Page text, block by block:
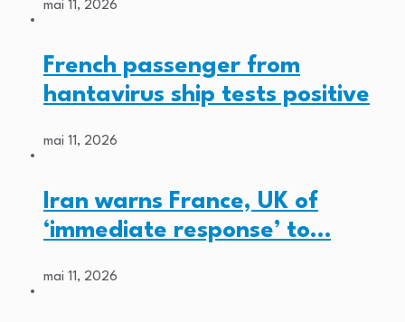
mai 11, 2026
French passenger from
hantavirus ship tests positive
mai 11, 2026
Iran warns France, UK of
‘immediate response’ to…
mai 11, 2026